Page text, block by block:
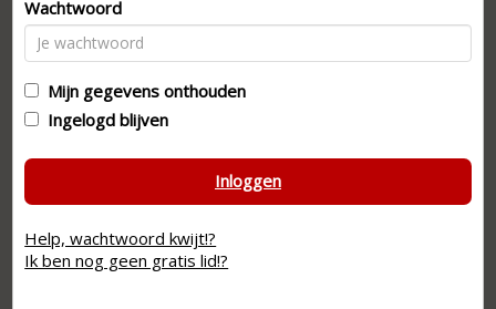
Wachtwoord
Mijn gegevens onthouden
Ingelogd blijven
Inloggen
Help, wachtwoord kwijt!?
Ik ben nog geen gratis lid!?